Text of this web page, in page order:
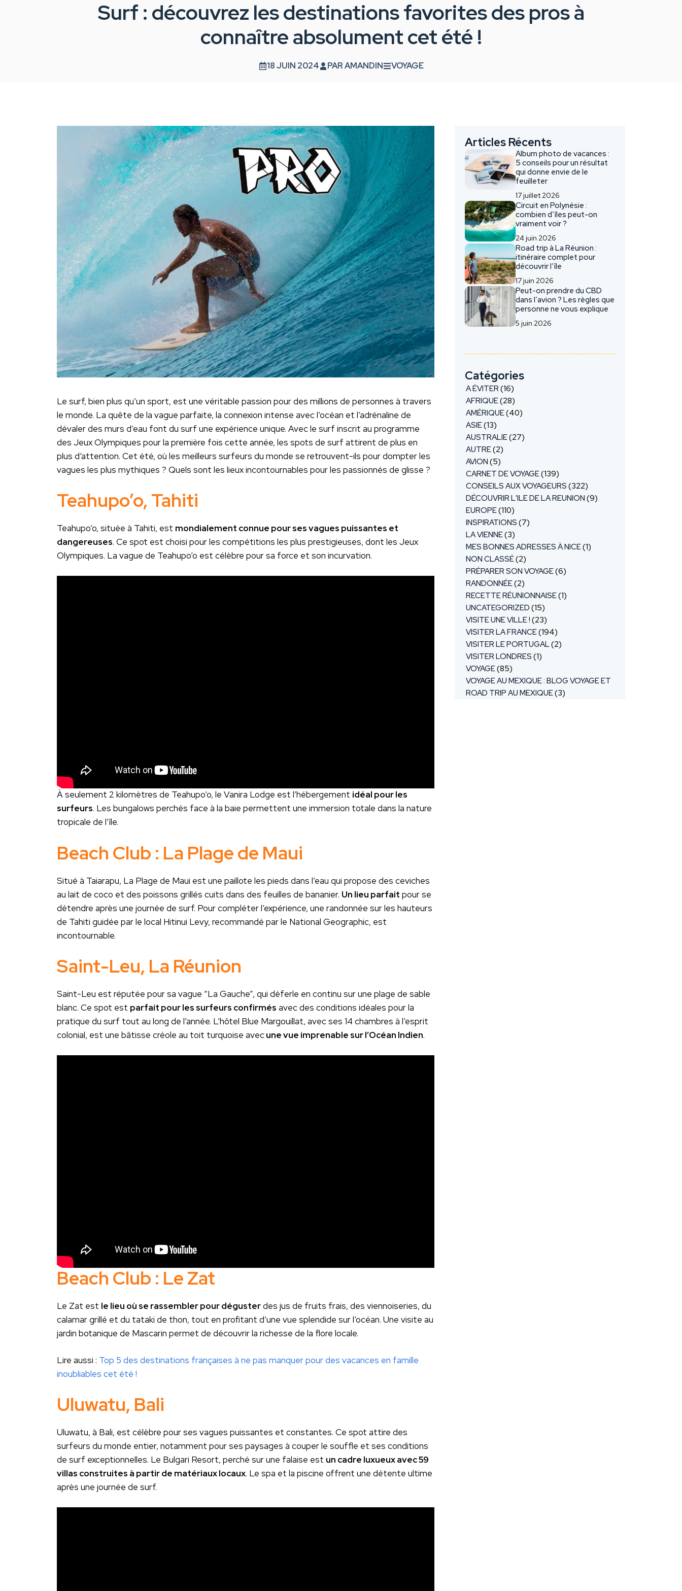
Surf : découvrez les destinations favorites des pros à
connaître absolument cet été !
18 JUIN 2024 PARAMANDIN VOYAGE
Le surf, bien plus qu’un sport, est une véritable passion pour des millions de personnes à travers
le monde. La quête de la vague parfaite, la connexion intense avec l’océan et l’adrénaline de
dévaler des murs d’eau font du surf une expérience unique. Avec le surf inscrit au programme
des Jeux Olympiques pour la première fois cette année, les spots de surf attirent de plus en
plus d’attention. Cet été, où les meilleurs surfeurs du monde se retrouvent-ils pour dompter les
vagues les plus mythiques ? Quels sont les lieux incontournables pour les passionnés de glisse ?
Teahupo’o, Tahiti
Teahupo’o, située à Tahiti, est mondialement connue pour ses vagues puissantes et
dangereuses. Ce spot est choisi pour les compétitions les plus prestigieuses, dont les Jeux
Olympiques. La vague de Teahupo’o est célèbre pour sa force et son incurvation.
À seulement 2 kilomètres de Teahupo’o, le Vanira Lodge est l’hébergement idéal pour les
surfeurs. Les bungalows perchés face à la baie permettent une immersion totale dans la nature
tropicale de l’île.
Beach Club : La Plage de Maui
Situé à Taiarapu, La Plage de Maui est une paillote les pieds dans l’eau qui propose des ceviches
au lait de coco et des poissons grillés cuits dans des feuilles de bananier. Un lieu parfait pour se
détendre après une journée de surf. Pour compléter l’expérience, une randonnée sur les hauteurs
de Tahiti guidée par le local Hitinui Levy, recommandé par le National Geographic, est
incontournable.
Saint-Leu, La Réunion
Saint-Leu est réputée pour sa vague “La Gauche”, qui déferle en continu sur une plage de sable
blanc. Ce spot est parfait pour les surfeurs confirmés avec des conditions idéales pour la
pratique du surf tout au long de l’année. L’hôtel Blue Margouillat, avec ses 14 chambres à l’esprit
colonial, est une bâtisse créole au toit turquoise avecune vue imprenable sur l’Océan Indien.
Beach Club : Le Zat
Le Zat est le lieu où se rassembler pour dégusterdes jus de fruits frais, des viennoiseries, du
calamar grillé et du tataki de thon, tout en profitant d’une vue splendide sur l’océan. Une visite au
jardin botanique de Mascarin permet de découvrir la richesse de la flore locale.
Lire aussi : Top 5 des destinations françaises à ne pas manquer pour des vacances en famille
inoubliables cet été !
Uluwatu, Bali
Uluwatu, à Bali, est célèbre pour ses vagues puissantes et constantes. Ce spot attire des
surfeurs du monde entier, notamment pour ses paysages à couper le souffle et ses conditions
de surf exceptionnelles. Le Bulgari Resort, perché sur une falaise est un cadre luxueux avec 59
villas construites à partir de matériaux locaux. Le spa et la piscine offrent une détente ultime
après une journée de surf.
Articles Récents
Album photo de vacances :
5 conseils pour un résultat
qui donne envie de le
feuilleter
17 juillet 2026
Circuit en Polynésie :
combien d’îles peut-on
vraiment voir ?
24 juin 2026
Road trip à La Réunion :
itinéraire complet pour
découvrir l’île
17 juin 2026
Peut-on prendre du CBD
dans l’avion ? Les règles que
personne ne vous explique
5 juin 2026
Catégories
A ÉVITER (16)
AFRIQUE(28)
AMÉRIQUE(40)
ASIE(13)
AUSTRALIE(27)
AUTRE(2)
AVION (5)
CARNET DE VOYAGE(139)
CONSEILS AUX VOYAGEURS (322)
DÉCOUVRIR L'ILE DE LA REUNION (9)
EUROPE(110)
INSPIRATIONS (7)
LA VIENNE(3)
MES BONNES ADRESSES À NICE(1)
NON CLASSÉ(2)
PRÉPARER SON VOYAGE(6)
RANDONNÉE(2)
RECETTE RÉUNIONNAISE(1)
UNCATEGORIZED (15)
VISITE UNE VILLE ! (23)
VISITER LA FRANCE(194)
VISITER LE PORTUGAL(2)
VISITER LONDRES (1)
VOYAGE(85)
VOYAGE AU MEXIQUE : BLOG VOYAGE ET
ROAD TRIP AU MEXIQUE(3)